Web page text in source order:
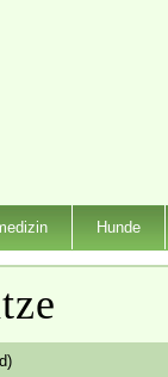
Hunde